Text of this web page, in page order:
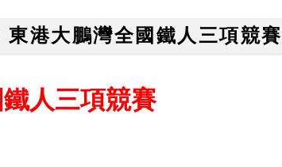
東港大鵬灣全國鐵人三項競賽
人三項競賽